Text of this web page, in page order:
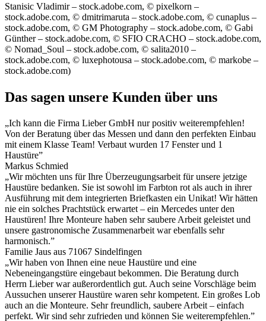
Stanisic Vladimir – stock.adobe.com, © pixelkorn –
stock.adobe.com, © dmitrimaruta – stock.adobe.com, © cunaplus –
stock.adobe.com, © GM Photography – stock.adobe.com, © Gabi
Günther – stock.adobe.com, © SFIO CRACHO – stock.adobe.com,
© Nomad_Soul – stock.adobe.com, © salita2010 –
stock.adobe.com, © luxephotousa – stock.adobe.com, © markobe –
stock.adobe.com)
Das sagen unsere Kunden über uns
„Ich kann die Firma Lieber GmbH nur positiv weiterempfehlen!
Von der Beratung über das Messen und dann den perfekten Einbau
mit einem Klasse Team! Verbaut wurden 17 Fenster und 1
Haustüre”
Markus Schmied
„Wir möchten uns für Ihre Überzeugungsarbeit für unsere jetzige
Haustüre bedanken. Sie ist sowohl im Farbton rot als auch in ihrer
Ausführung mit dem integrierten Briefkasten ein Unikat! Wir hätten
nie ein solches Prachtstück erwartet – ein Mercedes unter den
Haustüren! Ihre Monteure haben sehr saubere Arbeit geleistet und
unsere gastronomische Zusammenarbeit war ebenfalls sehr
harmonisch.”
Familie Jaus aus 71067 Sindelfingen
„Wir haben von Ihnen eine neue Haustüre und eine
Nebeneingangstüre eingebaut bekommen. Die Beratung durch
Herrn Lieber war außerordentlich gut. Auch seine Vorschläge beim
Aussuchen unserer Haustüre waren sehr kompetent. Ein großes Lob
auch an die Monteure. Sehr freundlich, saubere Arbeit – einfach
perfekt. Wir sind sehr zufrieden und können Sie weiterempfehlen.”